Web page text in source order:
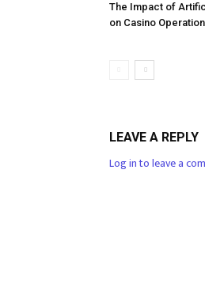
The Impact of
on Casino
LEAVE A REPLY
Log in to leave a